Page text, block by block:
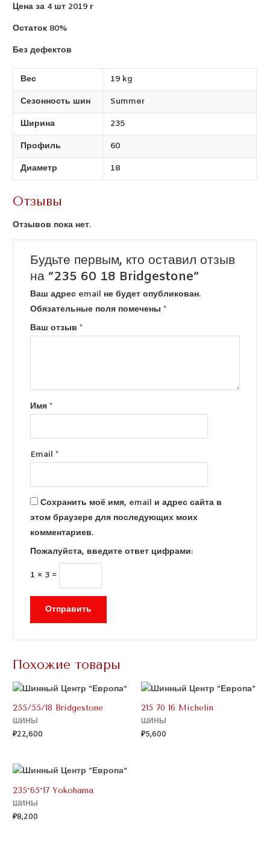
Цена за 4 шт 2019 г
Остаток 80%
Без дефектов
Вес
19 kg
Сезонность шин
Summer
Ширина
235
Профиль
60
Диаметр
18
Отзывы
Отзывов пока нет.
Будьте первым, кто оставил отзыв
на “235 60 18 Bridgestone”
Ваш адрес email не будет опубликован.
Обязательные поля помечены*
Ваш отзыв*
Имя*
Email*
Сохранить моё имя, email и адрес сайта в
этом браузере для последующих моих
комментариев.
Пожалуйста, введите ответ цифрами:
1 × 3 =
Похожие товары
255/55/18 Bridgestone
ШИНЫ
₽22,600
215 70 16 Michelin
ШИНЫ
₽5,600
235*65*17 Yokohama
ШИНЫ
₽8,200